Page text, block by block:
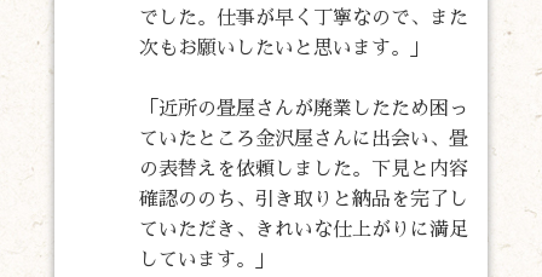
でした。仕事が早く丁寧なので、また
次もお願いしたいと思います。」
「近所の畳屋さんが廃業したため困っ
ていたところ金沢屋さんに出会い、畳
の表替えを依頼しました。下見と内容
確認ののち、引き取りと納品を完了し
ていただき、きれいな仕上がりに満足
しています。」